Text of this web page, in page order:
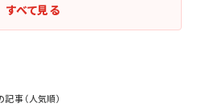
事（人気順）
すべて見る